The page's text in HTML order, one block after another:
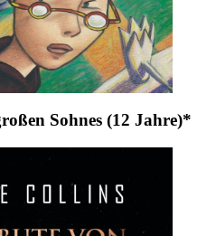
Sohnes (12 Jahre)*